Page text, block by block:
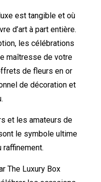
est tangible et où
d’art à part entière.
les célébrations
maîtresse de votre
de fleurs en or
de décoration et
et les amateurs de
le symbole ultime
raffinement.
The Luxury Box